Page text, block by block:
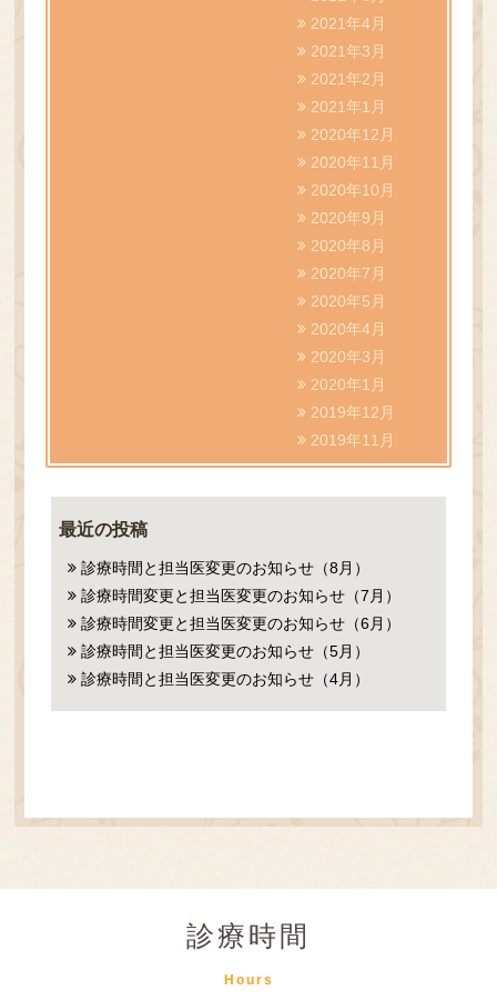
2021年4月
2021年3月
2021年2月
2021年1月
2020年12月
2020年11月
2020年10月
2020年9月
2020年8月
2020年7月
2020年5月
2020年4月
2020年3月
2020年1月
2019年12月
2019年11月
最近の投稿
診療時間と担当医変更のお知らせ（8月）
診療時間変更と担当医変更のお知らせ（7月）
診療時間変更と担当医変更のお知らせ（6月）
診療時間と担当医変更のお知らせ（5月）
診療時間と担当医変更のお知らせ（4月）
診療時間
Hours